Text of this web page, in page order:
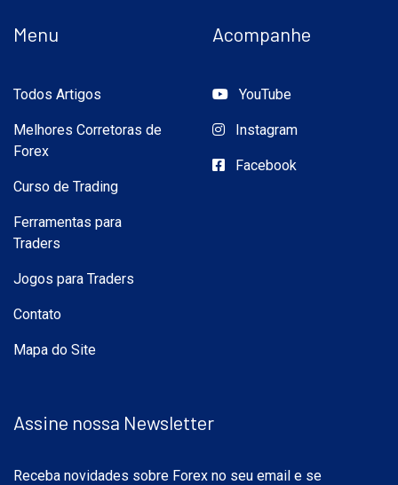
Menu
Todos Artigos
Melhores Corretoras de
Forex
Curso de Trading
Ferramentas para
Traders
Jogos para Traders
Contato
Mapa do Site
Acompanhe
YouTube
Instagram
Facebook
Assine nossa Newsletter
Receba novidades sobre Forex no seu email e se